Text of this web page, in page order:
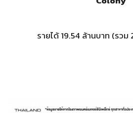
รายได้ 19.54 ล้านบาท (รว